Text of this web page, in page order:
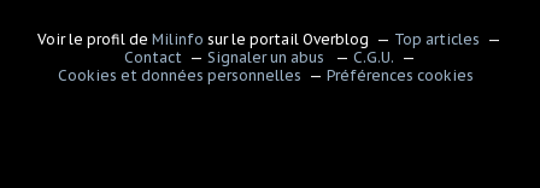
Voir le profil deMilinfo sur le portail Overblog
Top articles
Contact
Signaler un abus
C.G.U.
Cookies et données personnelles
Préférences cookies